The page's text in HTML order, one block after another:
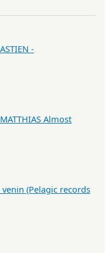
-
Almost
venin (Pelagic records